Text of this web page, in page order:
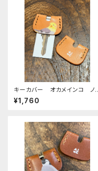
キーカバー オカメインコ ノ
ーマル ヌメ おかめいんこ
¥1,760